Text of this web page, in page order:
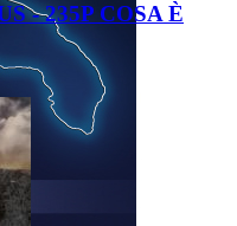
- 235P COSA È